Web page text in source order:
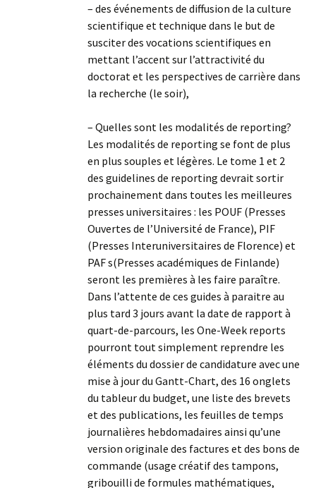
– des événements de diffusion de la culture
scientifique et technique dans le but de
susciter des vocations scientifiques en
mettant l’accent sur l’attractivité du
doctorat et les perspectives de carrière dans
la recherche (le soir),
– Quelles sont les modalités de reporting?
Les modalités de reporting se font de plus
en plus souples et légères. Le tome 1 et 2
des guidelines de reporting devrait sortir
prochainement dans toutes les meilleures
presses universitaires : les POUF (Presses
Ouvertes de l’Université de France), PIF
(Presses Interuniversitaires de Florence) et
PAF s(Presses académiques de Finlande)
seront les premières à les faire paraître.
Dans l’attente de ces guides à paraitre au
plus tard 3 jours avant la date de rapport à
quart-de-parcours, les One-Week reports
pourront tout simplement reprendre les
éléments du dossier de candidature avec une
mise à jour du Gantt-Chart, des 16 onglets
du tableur du budget, une liste des brevets
et des publications, les feuilles de temps
journalières hebdomadaires ainsi qu’une
version originale des factures et des bons de
commande (usage créatif des tampons,
gribouilli de formules mathématiques,